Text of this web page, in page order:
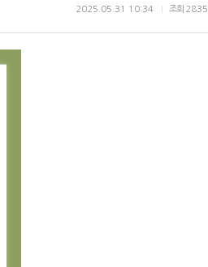
조회 2835
2025.05.31 10:34